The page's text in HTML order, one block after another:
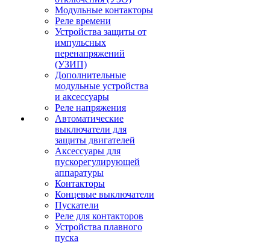
Модульные контакторы
Реле времени
Устройства защиты от
импульсных
перенапряжений
(УЗИП)
Дополнительные
модульные устройства
и аксессуары
Реле напряжения
Автоматические
выключатели для
защиты двигателей
Аксессуары для
пускорегулирующей
аппаратуры
Контакторы
Концевые выключатели
Пускатели
Реле для контакторов
Устройства плавного
пуска